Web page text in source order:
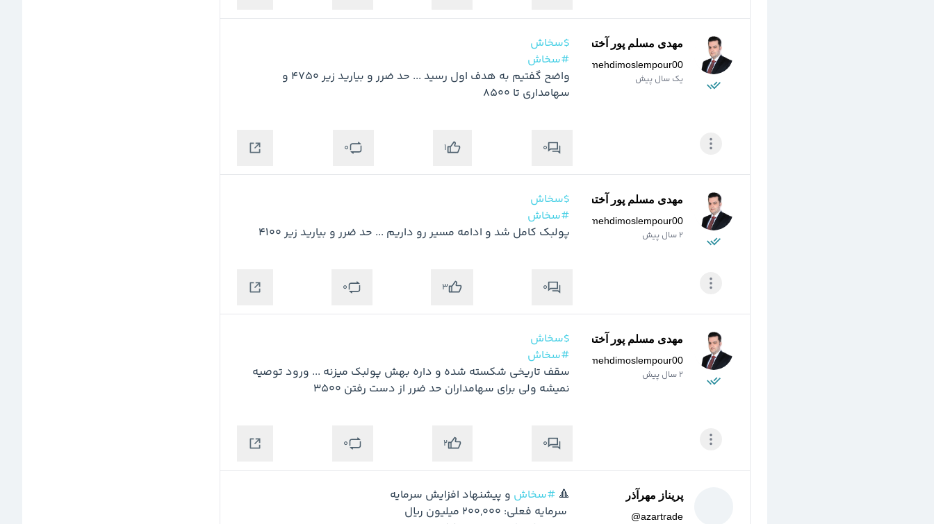
مهدی مسلم پور آخته خانه
mehdimoslempour00
یک سال پیش
$سخاش
#سخاش
سهامداری تا 8500
0
1
0
مهدی مسلم پور آخته خانه
mehdimoslempour00
2 سال پیش
$سخاش
#سخاش
پولبک کامل شد و ادامه مسیر رو داریم ... حد ضرر و بیارید زیر 4100
0
3
0
مهدی مسلم پور آخته خانه
mehdimoslempour00
2 سال پیش
$سخاش
#سخاش
نمیشه ولی برای سهامداران حد ضرر از دست رفتن 3500
0
2
0
پریناز مهرآذر
@azartrade
🔺 #سخاش